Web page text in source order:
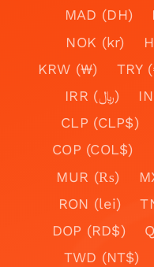
MAD (DH)
NOK (kr)
KRW (₩)
TRY
IRR (﷼)
CLP (CLP$)
COP (COL$)
MUR (₨)
RON (lei)
DOP (RD$)
TWD (NT$)